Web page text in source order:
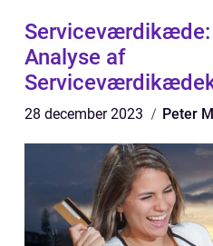
Serviceværdikæde:
Analyse af
28 december 2023 Peter